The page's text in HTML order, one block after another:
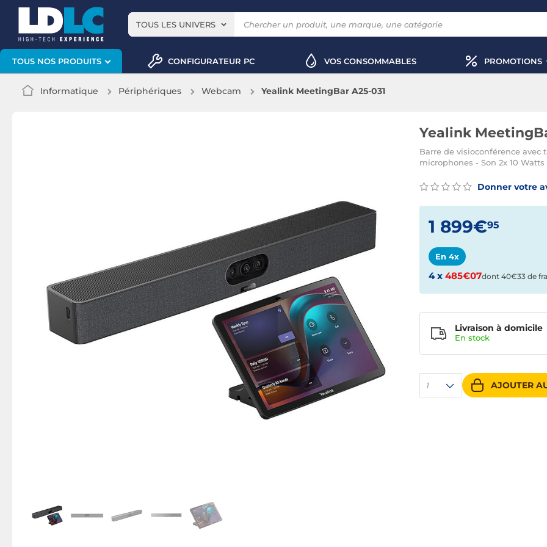
TOUS LES UNIVERS
TOUS NOS PRODUITS CONFIGURATEUR PC VOS CONSOMMABLES PROMOTIONS
Informatique Périphériques Webcam Yealink MeetingBar A25-031
Yealink
Barre de visioconférence avec
microphones - Son 2x 10
Donner votre
1 899€95
En 4x
4 x 485€07dont 40€33 de
1 AJOUTER
Livraison à domicile
En stock